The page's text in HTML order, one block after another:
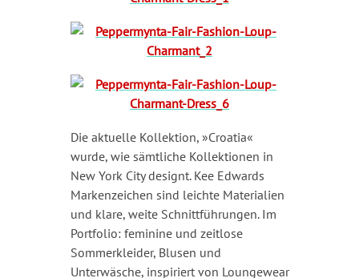
Die aktuelle Kollektion, »Croatia«
wurde, wie sämtliche Kollektionen in
New York City designt. Kee Edwards
Markenzeichen sind leichte Materialien
und klare, weite Schnittführungen. Im
Portfolio: feminine und zeitlose
Sommerkleider, Blusen und
Unterwäsche, inspiriert von Loungewear